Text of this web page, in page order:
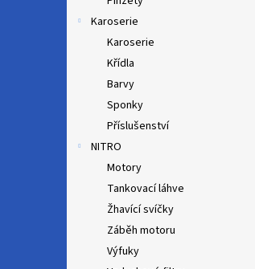
Karoserie
Karoserie
Křídla
Barvy
Sponky
Příslušenství
NITRO
Motory
Tankovací láhve
Žhavící svíčky
Záběh motoru
Výfuky